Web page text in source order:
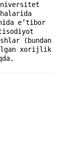
e’tibor
(bundan
xorijlik